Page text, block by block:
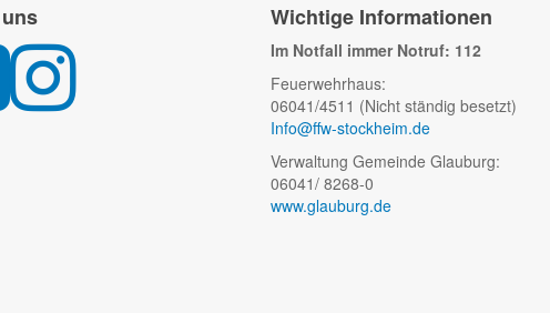
Wichtige Informationen
Im Notfall immer Notruf: 112
Feuerwehrhaus:
06041/4511 (Nicht ständig besetzt)
Info@ffw-stockheim.de
Verwaltung Gemeinde Glauburg:
06041/ 8268-0
www.glauburg.de